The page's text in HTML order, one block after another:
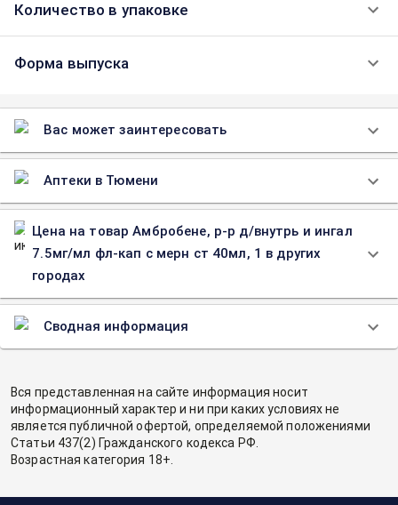
Количество в упаковке
Форма выпуска
Вас может заинтересовать
Аптеки в Тюмени
Цена на товар Амбробене, р-р д/внутрь и ингал
7.5мг/мл фл-кап с мерн ст 40мл, 1 в других
городах
Сводная информация
Вся представленная на сайте информация носит
информационный характер и ни при каких условиях не
является публичной офертой, определяемой положениями
Статьи 437(2) Гражданского кодекса РФ.
Возрастная категория 18+.